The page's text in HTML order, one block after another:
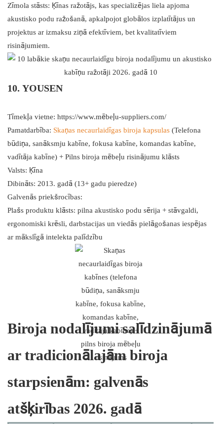
Zīmola stāsts: Ķīnas ražotājs, kas specializējas liela apjoma
akustisko podu ražošanā, apkalpojot globālos izplatītājus un
projektus ar izmaksu ziņā efektīviem, bet kvalitatīviem
risinājumiem.
10. YOUSEN
Tīmekļa vietne: https://www.mēbeļu-suppliers.com/
Pamatdarbība: Skaņas necaurlaidīgas biroja kapsulas (Telefona
būdiņa, sanāksmju kabīne, fokusa kabīne, komandas kabīne,
vadītāja kabīne) + Pilns biroja mēbeļu risinājumu klāsts
Valsts: Ķīna
Dibināts: 2013. gadā (13+ gadu pieredze)
Galvenās priekšrocības:
Plašs produktu klāsts: pilna akustisko podu sērija + stāvgaldi,
ergonomiski krēsli, darbstacijas un viedās pielāgošanas iespējas
ar mākslīgā intelekta palīdzību
Biroja nodalījumi salīdzinājumā
ar tradicionālajām biroja
starpsienām: galvenās
atšķirības 2026. gadā